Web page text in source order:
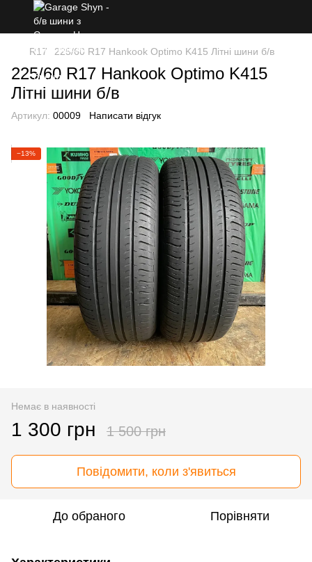
R17 225/60 R17 Hankook Optimo K415 Літні шини б/в
225/60 R17 Hankook Optimo K415
Літні шини б/в
Артикул: 00009 Написати відгук
−13%
Немає в наявності
1 300 грн 1 500 грн
Повідомити, коли з'явиться
До обраного Порівняти